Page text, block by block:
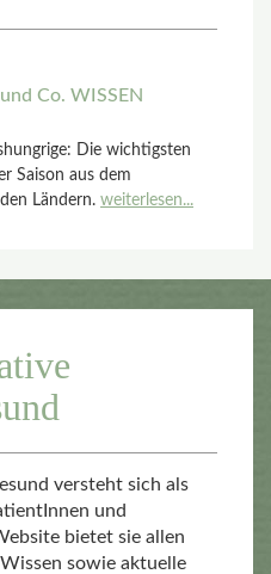
Co. WISSEN
Die wichtigsten
Saison aus dem
Ländern. weiterlesen...
versteht sich als
und
bietet sie allen
sowie aktuelle